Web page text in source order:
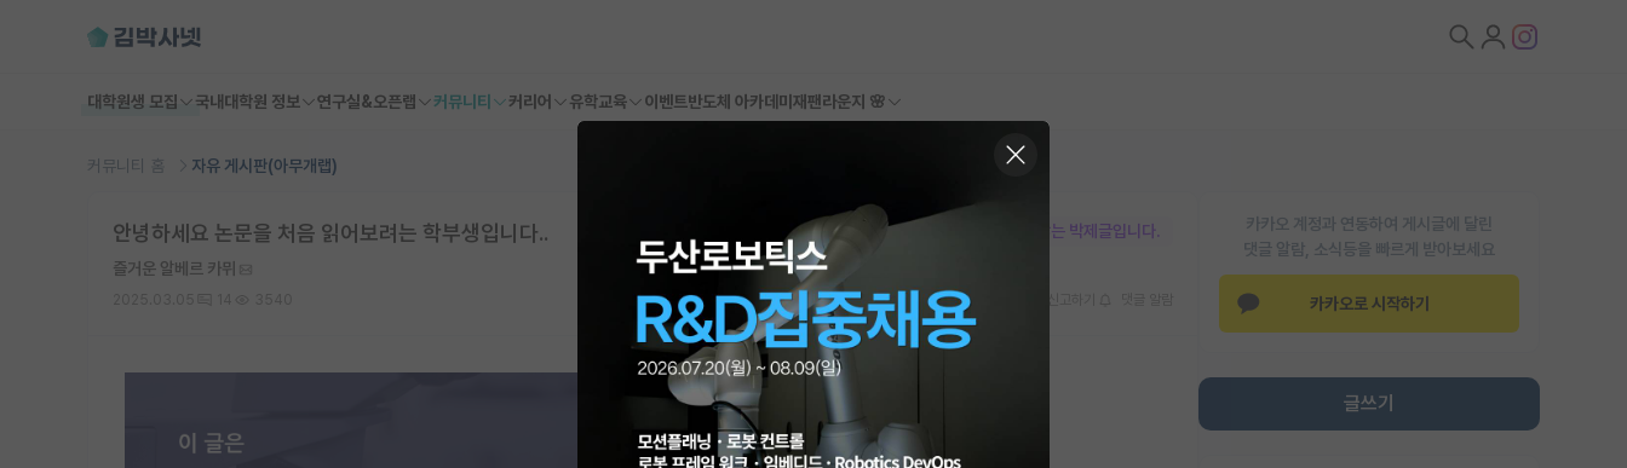
대학원생 모집 국내대학원 정보 연구실&오픈랩 커뮤니티 커리어 유학교육 이벤트반도체 아카데미 재팬라운지 🌸
커뮤니티 홈 자유 게시판(아무개랩)
카카오 계정과 연동하여 게시글에 달린
댓글 알람, 소식등을 빠르게 받아보세요
카카오로 시작하기
글쓰기
본문이 수정되지 않는 박제글입니다.
안녕하세요 논문을 처음 읽어보려는 학부생입니다..
즐거운 알베르 카뮈